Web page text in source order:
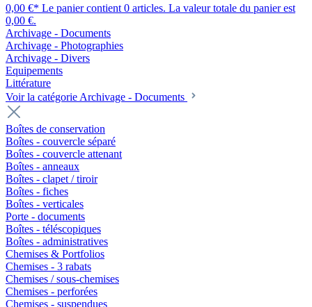
0,00 €* Le panier contient 0 articles. La valeur totale du panier est
0,00 €.
Archivage - Documents
Archivage - Photographies
Archivage - Divers
Equipements
Littérature
Voir la catégorie Archivage - Documents
Boîtes de conservation
Boîtes - couvercle séparé
Boîtes - couvercle attenant
Boîtes - anneaux
Boîtes - clapet / tiroir
Boîtes - fiches
Boîtes - verticales
Porte - documents
Boîtes - téléscopiques
Boîtes - administratives
Chemises & Portfolios
Chemises - 3 rabats
Chemises / sous-chemises
Chemises - perforées
Chemises - suspendues